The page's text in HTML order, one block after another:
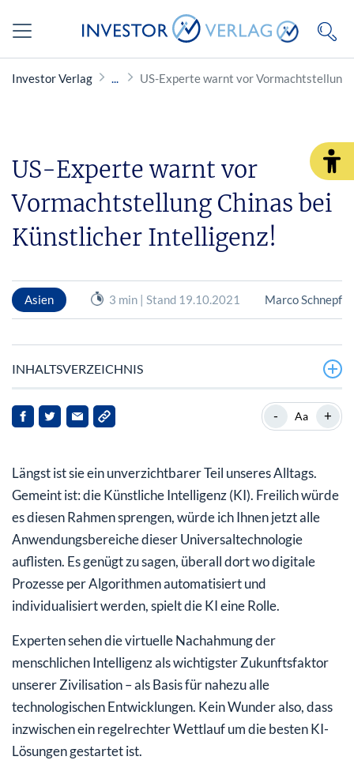
Investor Verlag US-Experte warnt vor
US-Experte warnt vor
Vormachtstellung Chinas bei
Künstlicher Intelligenz!
Asien 3 min | Stand 19.10.2021 Marco Schnepf
INHALTSVERZEICHNIS
Ex-Pentagon-Mitarbeiter: China wird KI-Markt
anführen
China: der neue Herrscher der Tech-Welt?
Viel Potenzial für Sie
- Aa +
Längst ist sie ein unverzichtbarer Teil unseres Alltags.
Gemeint ist: die Künstliche Intelligenz (KI). Freilich würde
es diesen Rahmen sprengen, würde ich Ihnen jetzt alle
Anwendungsbereiche dieser Universaltechnologie
auflisten. Es genügt zu sagen, überall dort wo digitale
Prozesse per Algorithmen automatisiert und
individualisiert werden, spielt die KI eine Rolle.
Experten sehen die virtuelle Nachahmung der
menschlichen Intelligenz als wichtigster Zukunftsfaktor
unserer Zivilisation – als Basis für nahezu alle
technologischen Entwicklungen. Kein Wunder also, dass
inzwischen ein regelrechter Wettlauf um die besten KI-
Lösungen gestartet ist.